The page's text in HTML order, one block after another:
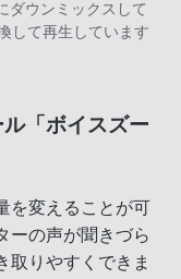
ダウンミックスして
して再生しています
「ボイスズー
を変えることが可
ーの声が聞きづら
取りやすくできま